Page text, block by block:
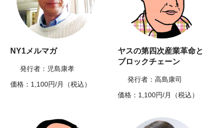
NY1メルマガ
発行者：児島康孝
価格：1,100円/月（税込）
ヤスの第四次産業革命と
ブロックチェーン
発行者：高島康司
価格：1,100円/月（税込）